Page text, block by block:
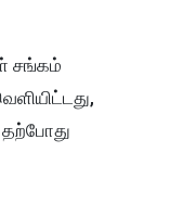
சங்கம்
தற்போது